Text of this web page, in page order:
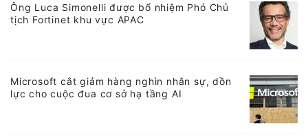
Ông Luca Simonelli được bổ nhiệm Phó Chủ
tịch Fortinet khu vực APAC
Microsoft cắt giảm hàng nghìn nhân sự, dồn
lực cho cuộc đua cơ sở hạ tầng AI